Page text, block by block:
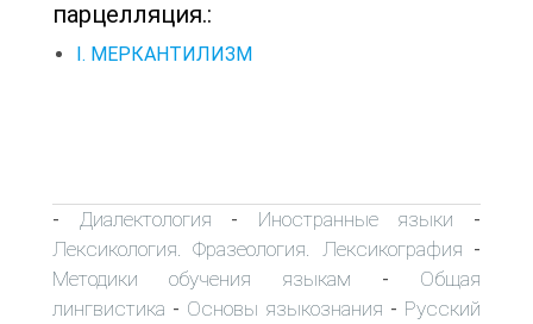
парцелляция.:
I. МЕРКАНТИЛИЗМ
- Диалектология - Иностранные языки -
Лексикология. Фразеология. Лексикография -
Методики обучения языкам - Общая
лингвистика - Основы языкознания - Русский